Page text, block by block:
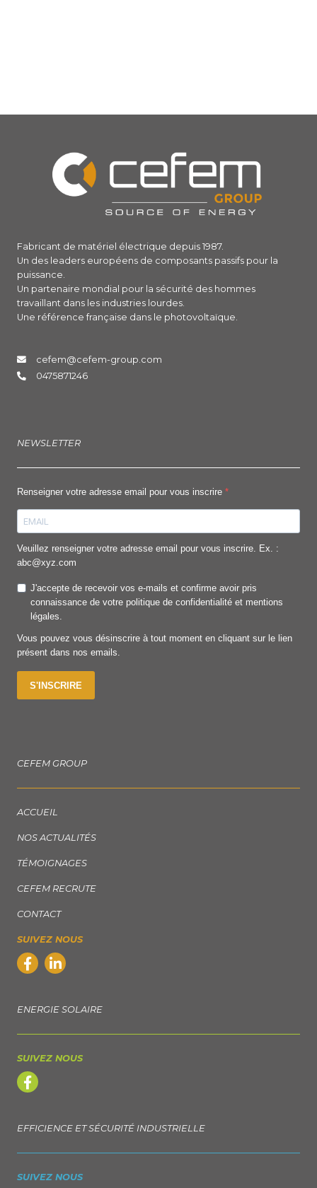
Fabricant de matériel électrique depuis 1987.
Un des leaders européens de composants passifs pour la
puissance.
Un partenaire mondial pour la sécurité des hommes
travaillant dans les industries lourdes.
Une référence française dans le photovoltaïque.
cefem@cefem-group.com
0475871246
NEWSLETTER
Renseigner votre adresse email pour vous inscrire
Veuillez renseigner votre adresse email pour vous inscrire. Ex. :
abc@xyz.com
J'accepte de recevoir vos e-mails et confirme avoir pris
connaissance de votre politique de confidentialité et mentions
légales.
Vous pouvez vous désinscrire à tout moment en cliquant sur le lien
présent dans nos emails.
S'INSCRIRE
CEFEM GROUP
ACCUEIL
NOS ACTUALITÉS
TÉMOIGNAGES
CEFEM RECRUTE
CONTACT
SUIVEZ NOUS
ENERGIE SOLAIRE
SUIVEZ NOUS
EFFICIENCE ET SÉCURITÉ INDUSTRIELLE
SUIVEZ NOUS